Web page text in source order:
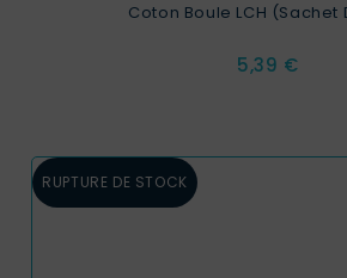
Coton Boule LCH (sachet
Prix
5,39 €
RUPTURE DE STOCK